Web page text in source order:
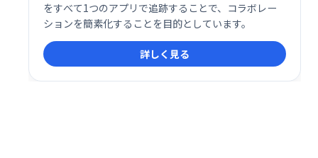
をすべて1つのアプリで追跡することで、コラボレー
ションを簡素化することを目的としています。
詳しく見る